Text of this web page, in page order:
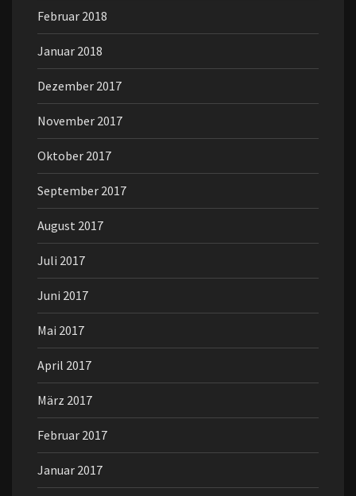
Februar 2018
Januar 2018
Dezember 2017
November 2017
Oktober 2017
September 2017
August 2017
Juli 2017
Juni 2017
Mai 2017
April 2017
März 2017
Februar 2017
Januar 2017